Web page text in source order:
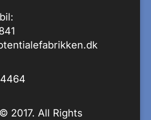
2017. All Rights